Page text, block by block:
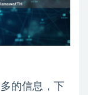
的信息，下